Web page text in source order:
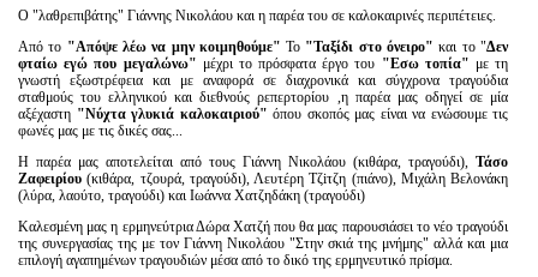
Ο "λαθρεπιβάτης" Γιάννης Νικολάου και η παρέα του σε καλοκαιρινές περιπέτειες.
Από το "Απόψε λέω να μην κοιμηθούμε"Το "Ταξίδι στο όνειρο" και το "Δεν
φταίω εγώ που μεγαλώνω" μέχρι το πρόσφατα έργο του "Εσω τοπία" με τη
γνωστή εξωστρέφεια και με αναφορά σε διαχρονικά και σύγχρονα τραγούδια
σταθμούς του ελληνικού και διεθνούς ρεπερτορίου ,η παρέα μας οδηγεί σε μία
αξέχαστη "Νύχτα γλυκιά καλοκαιριού" όπου σκοπός μας είναι να ενώσουμε τις
φωνές μας με τις δικές σας...
Η παρέα μας αποτελείται από τους Γιάννη Νικολάου (κιθάρα, τραγούδι), Τάσο
Ζαφειρίου (κιθάρα, τζουρά, τραγούδι), Λευτέρη Τζiτζη (πιάνο), Μιχάλη Βελονάκη
(λύρα, λαούτο, τραγούδι) και Ιωάννα Χατζηδάκη (τραγούδι)
Καλεσμένη μας η ερμηνεύτρια Δώρα Χατζή που θα μας παρουσιάσει το νέο τραγούδι
της συνεργασίας της με τον Γιάννη Νικολάου "Στην σκιά της μνήμης" αλλά και μια
επιλογή αγαπημένων τραγουδιών μέσα από το δικό της ερμηνευτικό πρίσμα.